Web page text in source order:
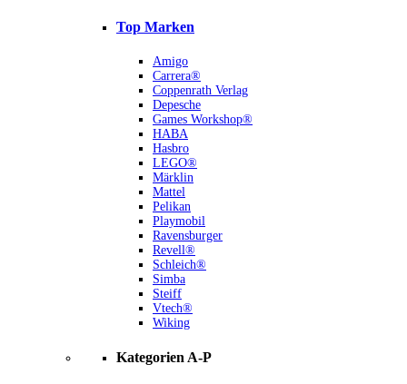
Top Marken
Amigo
Carrera®
Coppenrath Verlag
Depesche
Games Workshop®
HABA
Hasbro
LEGO®
Märklin
Mattel
Pelikan
Playmobil
Ravensburger
Revell®
Schleich®
Simba
Steiff
Vtech®
Wiking
Kategorien A-P